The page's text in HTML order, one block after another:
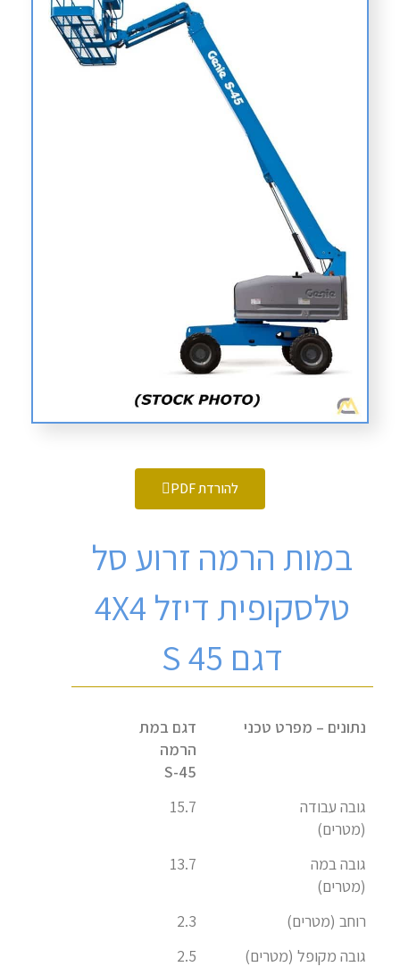
במות הרמה זרוע סל
טלסקופית דיזל 4X4
דגם S 45
נתונים – מפרט טכני
דגם במת
הרמה
S-45
גובה עבודה
(מטרים)
15.7
גובה במה
(מטרים)
13.7
רוחב (מטרים)
2.3
גובה מקופל (מטרים)
2.5
להורדת PDF